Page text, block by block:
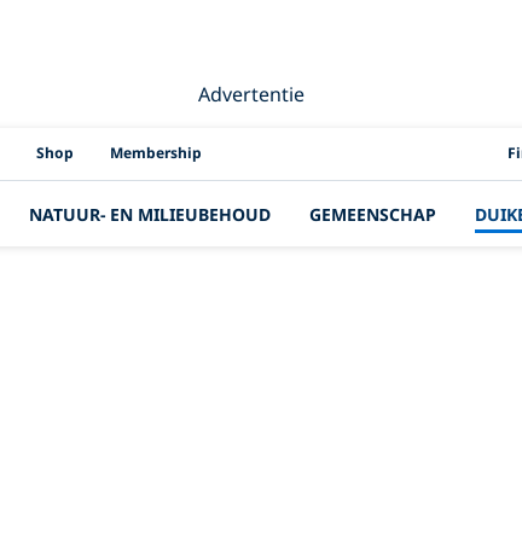
Advertentie
Shop Membership
NATUUR- EN MILIEUBEHOUD GEMEENSCHAP